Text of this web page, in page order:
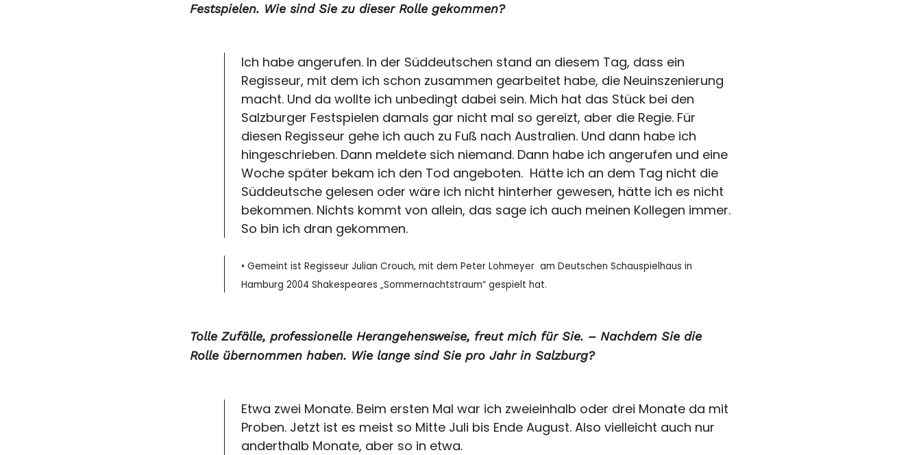
Festspielen. Wie sind Sie zu dieser Rolle gekommen?
Ich habe angerufen. In der Süddeutschen stand an diesem Tag, dass ein
Regisseur, mit dem ich schon zusammen gearbeitet habe, die Neuinszenierung
macht. Und da wollte ich unbedingt dabei sein. Mich hat das Stück bei den
Salzburger Festspielen damals gar nicht mal so gereizt, aber die Regie. Für
diesen Regisseur gehe ich auch zu Fuß nach Australien. Und dann habe ich
hingeschrieben. Dann meldete sich niemand. Dann habe ich angerufen und eine
Woche später bekam ich den Tod angeboten. Hätte ich an dem Tag nicht die
Süddeutsche gelesen oder wäre ich nicht hinterher gewesen, hätte ich es nicht
bekommen. Nichts kommt von allein, das sage ich auch meinen Kollegen immer.
So bin ich dran gekommen.
• Gemeint ist Regisseur Julian Crouch, mit dem Peter Lohmeyer am Deutschen Schauspielhaus in
Hamburg 2004 Shakespeares „Sommernachtstraum“ gespielt hat.
Tolle Zufälle, professionelle Herangehensweise, freut mich für Sie. – Nachdem Sie die
Rolle übernommen haben. Wie lange sind Sie pro Jahr in Salzburg?
Etwa zwei Monate. Beim ersten Mal war ich zweieinhalb oder drei Monate da mit
Proben. Jetzt ist es meist so Mitte Juli bis Ende August. Also vielleicht auch nur
anderthalb Monate, aber so in etwa.